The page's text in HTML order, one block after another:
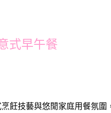
式早午餐
飪技藝與悠閒家庭用餐氛